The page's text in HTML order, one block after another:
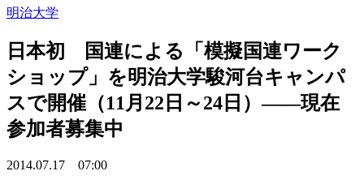
明治大学
日本初 国連による「模擬国連ワーク
ショップ」を明治大学駿河台キャンパ
スで開催（11月22日～24日）――現在
参加者募集中
2014.07.17 07:00